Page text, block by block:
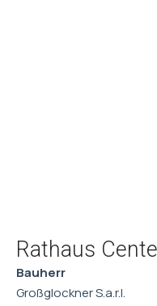
Rathaus
Bauherr
Großglockner S.a.r.l.